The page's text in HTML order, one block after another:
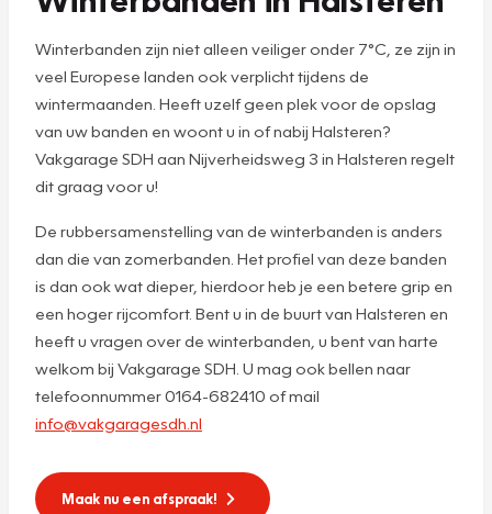
Winterbanden zijn niet alleen veiliger onder 7°C, ze zijn in
veel Europese landen ook verplicht tijdens de
wintermaanden. Heeft uzelf geen plek voor de opslag
van uw banden en woont u in of nabij Halsteren?
Vakgarage SDH aan Nijverheidsweg 3 in Halsteren regelt
dit graag voor u!
De rubbersamenstelling van de winterbanden is anders
dan die van zomerbanden. Het profiel van deze banden
is dan ook wat dieper, hierdoor heb je een betere grip en
een hoger rijcomfort. Bent u in de buurt van Halsteren en
heeft u vragen over de winterbanden, u bent van harte
welkom bij Vakgarage SDH. U mag ook bellen naar
telefoonnummer 0164-682410 of mail
info@vakgaragesdh.nl
Maak nu een afspraak!